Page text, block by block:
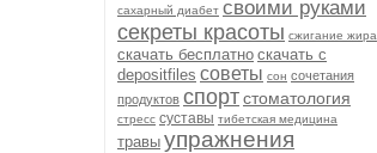
сахарный диабет своими руками
секреты красоты сжигание жира
скачать бесплатно скачать с
depositfiles советы сон сочетания
продуктов спортстоматология
стресс суставы тибетская медицина
травы упражнения